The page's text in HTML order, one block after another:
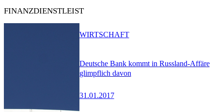
FINANZDIENSTLEIST
Deutsche Bank kommt in Russland-Affäre
glimpflich davon
31.01.2017
WIRTSCHAFT